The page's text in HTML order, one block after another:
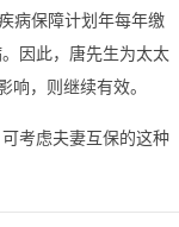
病保障计划年每年缴
因此，唐先生为太太
，则继续有效。
考虑夫妻互保的这种